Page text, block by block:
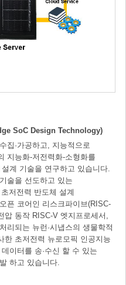
SoC Design Technology)
집·가공하고, 지능적으로
지능화-저전력화-소형화를
계 기술을 연구하고 있습니다.
술을 선도하고 있는
저전력 반도체 설계
픈 코어인 리스크파이브(RISC-
압 동작 RISC-V 엣지프로세서,
리되는 뉴런·시냅스의 생물학적
한 초저전력 뉴로모픽 인공지능
이터를 송·수신 할 수 있는
하고 있습니다.